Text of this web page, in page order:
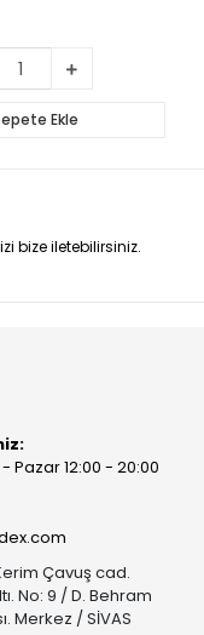
Ekle
bize iletebilirsiniz.
Pazar 12:00 - 20:00
Çavuş cad.
No: 9 / D. Behram
Merkez / SİVAS